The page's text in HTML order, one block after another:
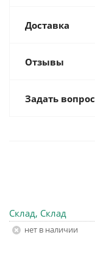
Доставка
Отзывы
Задать вопрос
Склад, Склад
Нет в наличии